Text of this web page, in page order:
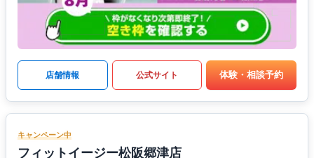
店舗情報 公式サイト 体験・相談予約
キャンペーン中
フィットイージー松阪郷津店